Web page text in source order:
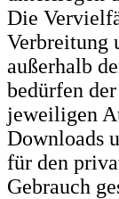
Die
Verbreitung
außerhalb
bedürfen
jeweiligen
Downloads
für den
Gebrauch